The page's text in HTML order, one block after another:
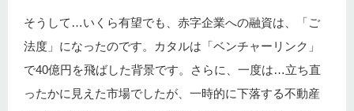
そうして…いくら有望でも、赤字企業への融資は、「ご
法度」になったのです。カタルは「ベンチャーリンク」
で40億円を飛ばした背景です。さらに、一度は…立ち直
ったかに見えた市場でしたが、一時的に下落する不動産